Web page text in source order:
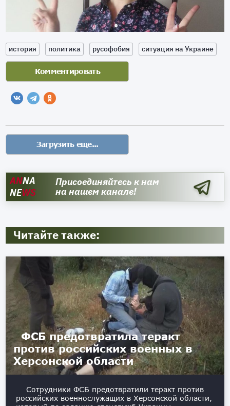
история политика русофобия ситуация на Украине
ANNA
NEWS
Присоединяйтесь к нам
на нашем канале!
Читайте также:
ФСБ предотвратила теракт
против российских военных в
Херсонской области
Сотрудники ФСБ предотвратили теракт против
российских военнослужащих в Херсонской области,